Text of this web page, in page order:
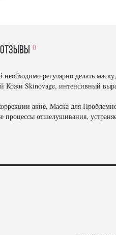
отзывы 0
регулярно делать
Кожи Skinovage, интенсивный
акне, Маска для
процессы отшелушивания,